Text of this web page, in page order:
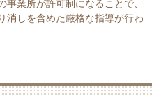
事業所が許可制になることで、
消しを含めた厳格な指導が行わ